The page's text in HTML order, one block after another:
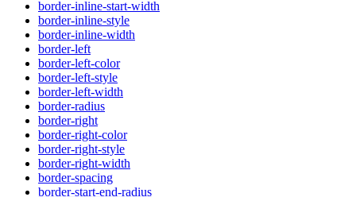
border-inline-start-width
border-inline-style
border-inline-width
border-left
border-left-color
border-left-style
border-left-width
border-radius
border-right
border-right-color
border-right-style
border-right-width
border-spacing
border-start-end-radius